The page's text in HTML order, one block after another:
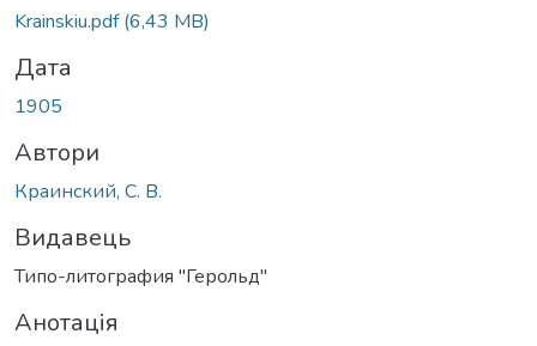
Krainskiu.pdf(6,43 MB)
Дата
1905
Автори
Краинский, С. В.
Видавець
Типо-литография "Герольд"
Анотація